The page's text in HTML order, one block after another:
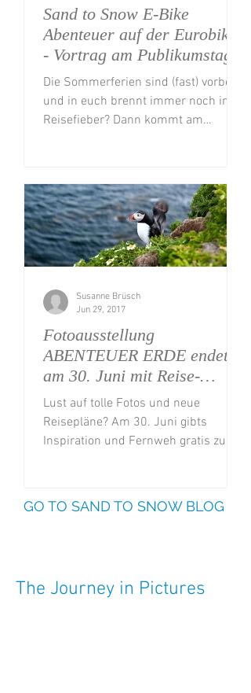
Sand to Snow E-Bike
Abenteuer auf der Eurobike
- Vortrag am Publikumstag
Die Sommerferien sind (fast) vorbei
und in euch brennt immer noch im
Reisefieber? Dann kommt am
Fotoausstellung
ABENTEUER ERDE endet
am 30. Juni mit Reise-
Vortrag und Verlosung
Lust auf tolle Fotos und neue
Reisepläne? Am 30. Juni gibts
Inspiration und Fernweh gratis zur
Susanne Brüsch
Jun 29, 2017
GO TO SAND TO SNOW BLOG
The Journey in Pictures